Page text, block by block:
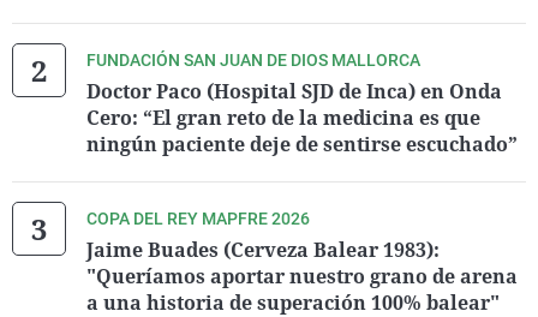
FUNDACIÓN SAN JUAN DE DIOS MALLORCA
Doctor Paco (Hospital SJD de Inca) en Onda
Cero: “El gran reto de la medicina es que
ningún paciente deje de sentirse escuchado”
COPA DEL REY MAPFRE 2026
Jaime Buades (Cerveza Balear 1983):
"Queríamos aportar nuestro grano de arena
a una historia de superación 100% balear"